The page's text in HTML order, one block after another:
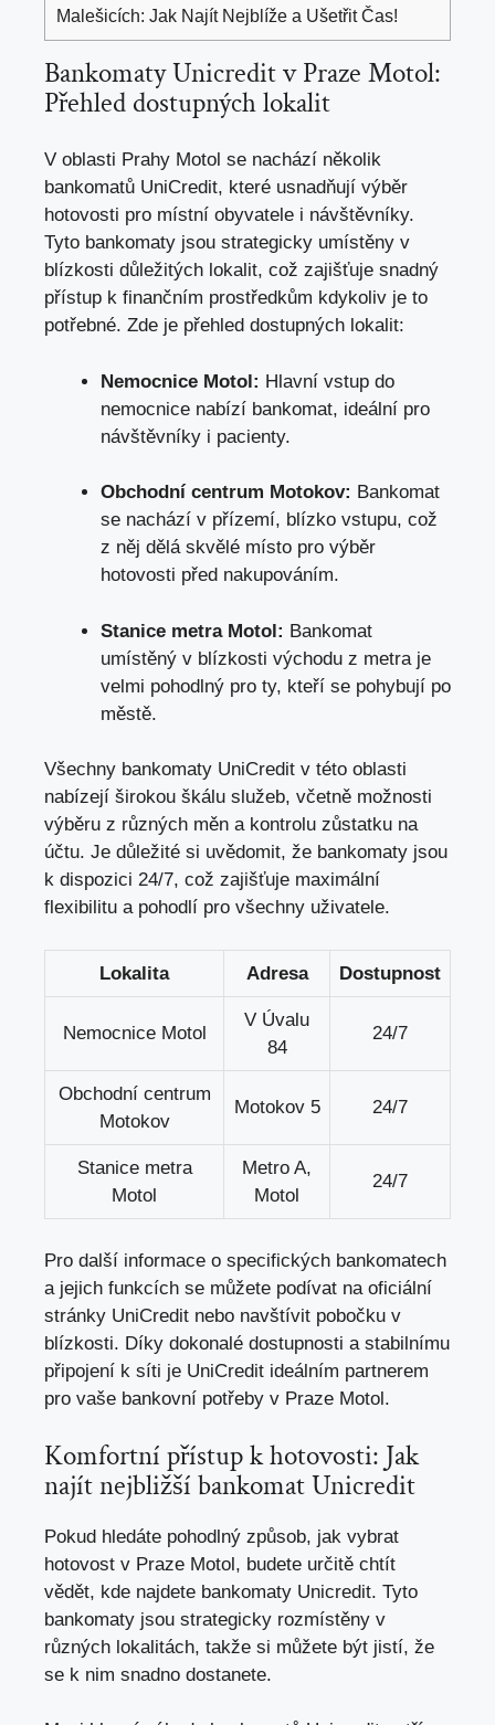
Malešicích: Jak Najít Nejblíže a Ušetřit Čas!
Bankomaty Unicredit v Praze Motol:
Přehled dostupných lokalit
V oblasti Prahy Motol se nachází několik
bankomatů UniCredit, které usnadňují výběr
hotovosti pro místní obyvatele i návštěvníky.
Tyto bankomaty jsou strategicky umístěny v
blízkosti důležitých lokalit, což zajišťuje snadný
přístup k finančním prostředkům kdykoliv je to
potřebné. Zde je přehled dostupných lokalit:
Nemocnice Motol: Hlavní vstup do
nemocnice nabízí bankomat, ideální pro
návštěvníky i pacienty.
Obchodní centrum Motokov: Bankomat
se nachází v přízemí, blízko vstupu, což
z něj dělá skvělé místo pro výběr
hotovosti před nakupováním.
Stanice metra Motol: Bankomat
umístěný v blízkosti východu z metra je
velmi pohodlný pro ty, kteří se pohybují po
městě.
Všechny bankomaty UniCredit v této oblasti
nabízejí širokou škálu služeb, včetně možnosti
výběru z různých měn a kontrolu zůstatku na
účtu. Je důležité si uvědomit, že bankomaty jsou
k dispozici 24/7, což zajišťuje maximální
flexibilitu a pohodlí pro všechny uživatele.
Lokalita Adresa Dostupnost
Nemocnice Motol
V Úvalu
84
24/7
Obchodní centrum
Motokov
Motokov 5 24/7
Stanice metra
Motol
Metro A,
Motol
24/7
Pro další informace o specifických bankomatech
a jejich funkcích se můžete podívat na oficiální
stránky UniCredit nebo navštívit pobočku v
blízkosti. Díky dokonalé dostupnosti a stabilnímu
připojení k síti je UniCredit ideálním partnerem
pro vaše bankovní potřeby v Praze Motol.
Komfortní přístup k hotovosti: Jak
najít nejbližší bankomat Unicredit
Pokud hledáte pohodlný způsob, jak vybrat
hotovost v Praze Motol, budete určitě chtít
vědět, kde najdete bankomaty Unicredit. Tyto
bankomaty jsou strategicky rozmístěny v
různých lokalitách, takže si můžete být jistí, že
se k nim snadno dostanete.